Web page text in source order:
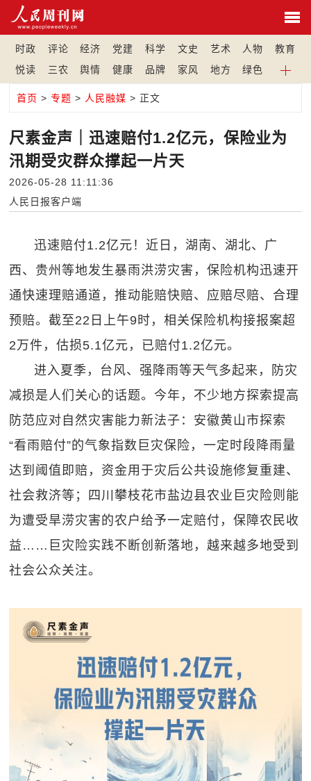
时政 评论 经济 党建 科学 文史 艺术 人物
教育
悦读
三农 舆情 健康 品牌 家风 地方 绿色
首页 >专题 > 人民融媒 > 正文
尺素金声｜迅速赔付1.2亿元，保险业为
汛期受灾群众撑起一片天
2026-05-28 11:11:36
人民日报客户端
迅速赔付1.2亿元！近日，湖南、湖北、广
西、贵州等地发生暴雨洪涝灾害，保险机构迅速开
通快速理赔通道，推动能赔快赔、应赔尽赔、合理
预赔。截至22日上午9时，相关保险机构接报案超
2万件，估损5.1亿元，已赔付1.2亿元。
进入夏季，台风、强降雨等天气多起来，防灾
减损是人们关心的话题。今年，不少地方探索提高
防范应对自然灾害能力新法子：安徽黄山市探索
“看雨赔付”的气象指数巨灾保险，一定时段降雨量
达到阈值即赔，资金用于灾后公共设施修复重建、
社会救济等；四川攀枝花市盐边县农业巨灾险则能
为遭受旱涝灾害的农户给予一定赔付，保障农民收
益……巨灾险实践不断创新落地，越来越多地受到
社会公众关注。